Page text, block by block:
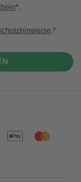
*.
.